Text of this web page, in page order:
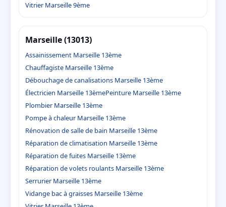
Vitrier Marseille 9ème
Marseille (13013)
Assainissement Marseille 13ème
Chauffagiste Marseille 13ème
Débouchage de canalisations Marseille 13ème
Électricien Marseille 13èmePeinture Marseille 13ème
Plombier Marseille 13ème
Pompe à chaleur Marseille 13ème
Rénovation de salle de bain Marseille 13ème
Réparation de climatisation Marseille 13ème
Réparation de fuites Marseille 13ème
Réparation de volets roulants Marseille 13ème
Serrurier Marseille 13ème
Vidange bac à graisses Marseille 13ème